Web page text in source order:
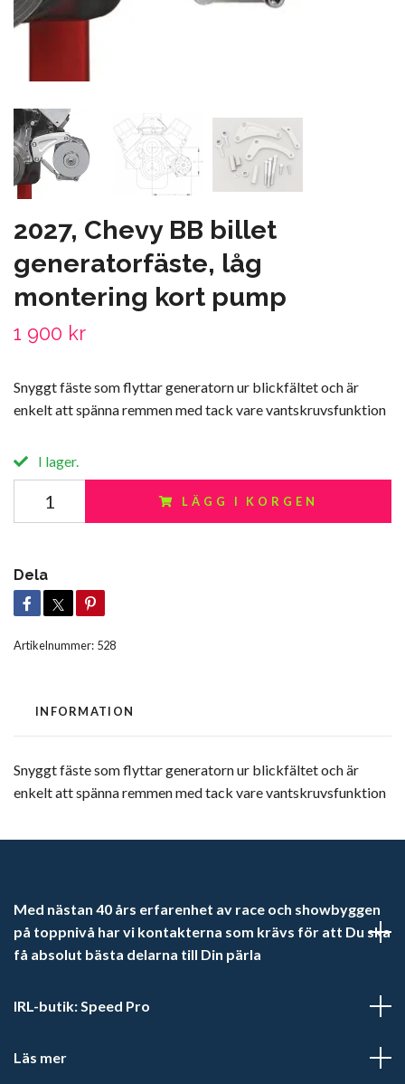
2027, Chevy BB billet
generatorfäste, låg
montering kort pump
1 900 kr
Snyggt fäste som flyttar generatorn ur blickfältet och är
enkelt att spänna remmen med tack vare vantskruvsfunktion
I lager.
LÄGG I KORGEN
Dela
Artikelnummer: 528
INFORMATION
Snyggt fäste som flyttar generatorn ur blickfältet och är
enkelt att spänna remmen med tack vare vantskruvsfunktion
Med nästan 40 års erfarenhet av race och showbyggen
på toppnivå har vi kontakterna som krävs för att Du ska
få absolut bästa delarna till Din pärla
IRL-butik: Speed Pro
Läs mer